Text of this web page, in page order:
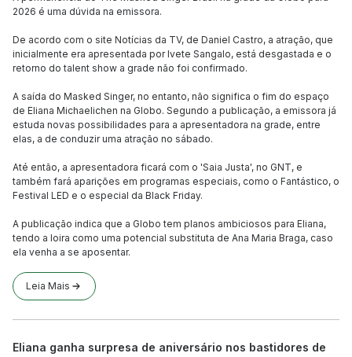
2026 é uma dúvida na emissora.
De acordo com o site Notícias da TV, de Daniel Castro, a atração, que
inicialmente era apresentada por Ivete Sangalo, está desgastada e o
retorno do talent show a grade não foi confirmado.
A saída do Masked Singer, no entanto, não significa o fim do espaço
de Eliana Michaelichen na Globo. Segundo a publicação, a emissora já
estuda novas possibilidades para a apresentadora na grade, entre
elas, a de conduzir uma atração no sábado.
Até então, a apresentadora ficará com o 'Saia Justa', no GNT, e
também fará aparições em programas especiais, como o Fantástico, o
Festival LED e o especial da Black Friday.
A publicação indica que a Globo tem planos ambiciosos para Eliana,
tendo a loira como uma potencial substituta de Ana Maria Braga, caso
ela venha a se aposentar.
Leia Mais
Eliana ganha surpresa de aniversário nos bastidores de